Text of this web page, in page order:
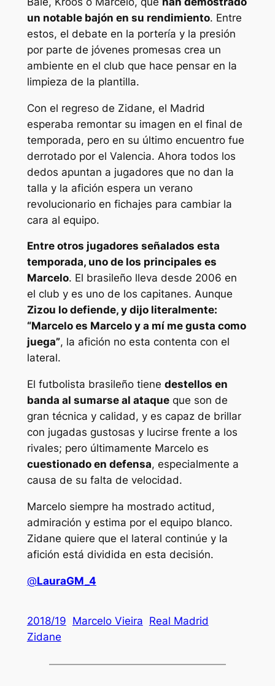
un notable bajón en su rendimiento. Entre
estos, el debate en la portería y la presión
por parte de jóvenes promesas crea un
ambiente en el club que hace pensar en la
limpieza de la plantilla.
Con el regreso de Zidane, el Madrid
esperaba remontar su imagen en el final de
temporada, pero en su último encuentro fue
derrotado por el Valencia. Ahora todos los
dedos apuntan a jugadores que no dan la
talla y la afición espera un verano
revolucionario en fichajes para cambiar la
cara al equipo.
Entre otros jugadores señalados esta
temporada, uno de los principales es
Marcelo. El brasileño lleva desde 2006 en
el club y es uno de los capitanes. Aunque
Zizou lo defiende, y dijo literalmente:
“Marcelo es Marcelo y a mí me gusta como
juega”, la afición no esta contenta con el
lateral.
El futbolista brasileño tiene destellos en
banda al sumarse al ataqueque son de
gran técnica y calidad, y es capaz de brillar
con jugadas gustosas y lucirse frente a los
rivales; pero últimamente Marcelo es
cuestionado en defensa, especialmente a
causa de su falta de velocidad.
Marcelo siempre ha mostrado actitud,
admiración y estima por el equipo blanco.
Zidane quiere que el lateral continúe y la
afición está dividida en esta decisión.
@LauraGM_4
2018/19 Marcelo Vieira Real Madrid
Zidane